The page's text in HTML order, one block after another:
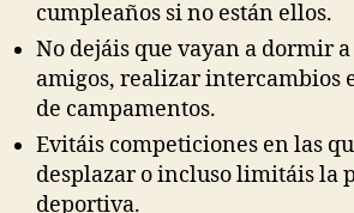
cumpleaños si no están ellos.
No dejáis que vayan a dormir a
amigos, realizar intercambios
de campamentos.
Evitáis competiciones en las
desplazar o incluso limitáis la
deportiva.